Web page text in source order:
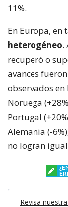
11%.
En Europa, en
heterogéneo.
recuperó o
avances
observados
Noruega
Portugal
Alemania (-
no logran
Revisa